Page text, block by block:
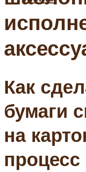
Как
бумаги
на
процесс